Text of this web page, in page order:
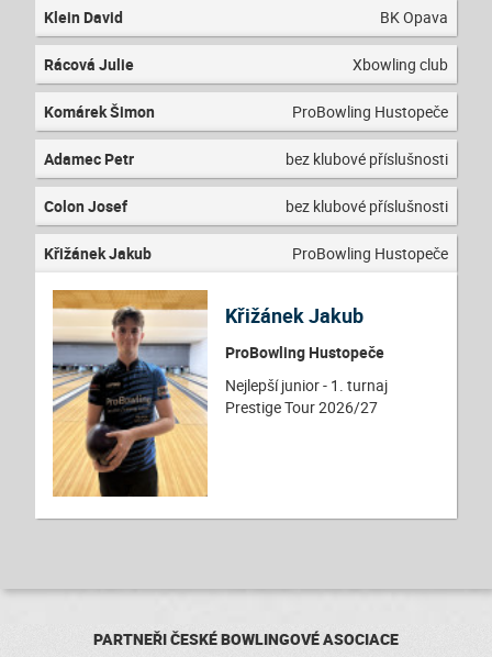
Klein David BK Opava
Rácová Julie Xbowling club
Komárek Šimon ProBowling Hustopeče
Adamec Petr bez klubové příslušnosti
Colon Josef bez klubové příslušnosti
Křižánek Jakub ProBowling Hustopeče
Křižánek Jakub
ProBowling Hustopeče
Nejlepší junior - 1. turnaj
Prestige Tour 2026/27
PARTNEŘI ČESKÉ BOWLINGOVÉ ASOCIACE